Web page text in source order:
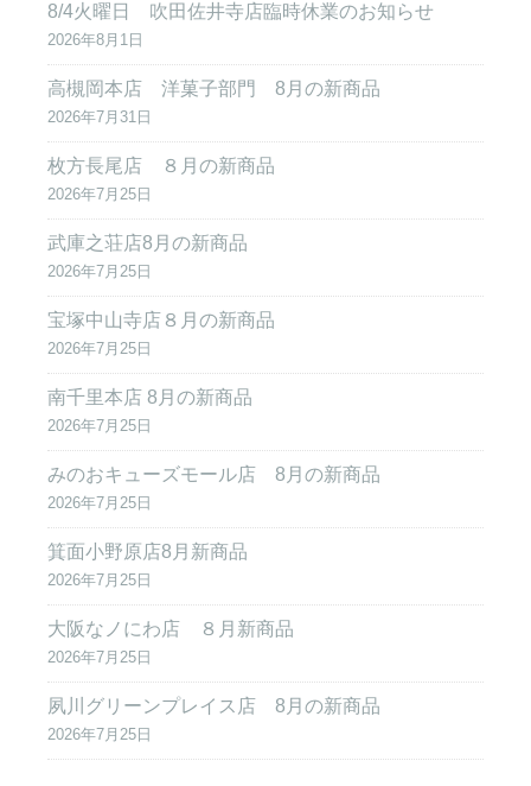
8/4火曜日 吹田佐井寺店臨時休業のお知らせ
2026年8月1日
高槻岡本店 洋菓子部門 8月の新商品
2026年7月31日
枚方長尾店 ８月の新商品
2026年7月25日
武庫之荘店8月の新商品
2026年7月25日
宝塚中山寺店８月の新商品
2026年7月25日
南千里本店 8月の新商品
2026年7月25日
みのおキューズモール店 8月の新商品
2026年7月25日
箕面小野原店8月新商品
2026年7月25日
大阪なノにわ店 ８月新商品
2026年7月25日
夙川グリーンプレイス店 8月の新商品
2026年7月25日